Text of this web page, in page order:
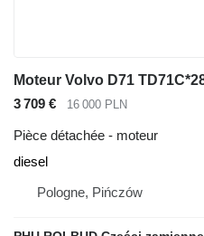
3 709 € 16 000 PLN
Pièce détachée - moteur
diesel
Pologne, Pińczów